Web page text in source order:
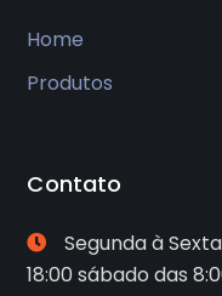
Home
Produtos
Contato
Segunda à
18:00 sábado das